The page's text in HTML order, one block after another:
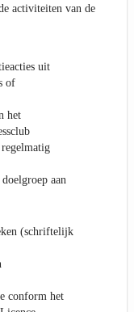
activiteiten van de
uit
of
het
aan
(schriftelijk
conform het